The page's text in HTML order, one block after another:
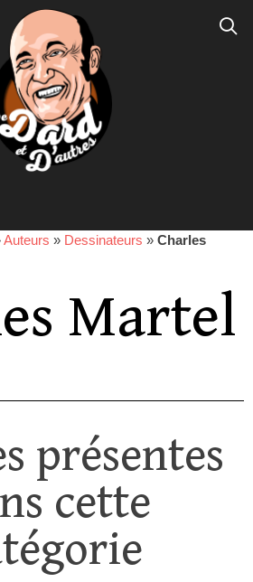
Auteurs » Dessinateurs » Charles
Martel
présentes
cette